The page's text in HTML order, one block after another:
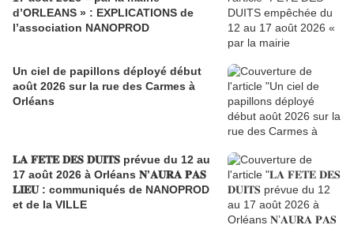
d’ORLEANS » : EXPLICATIONS de
l’association NANOPROD
Un ciel de papillons déployé début
août 2026 sur la rue des Carmes à
Orléans
𝐋𝐀 𝐅𝐄𝐓𝐄 𝐃𝐄𝐒 𝐃𝐔𝐈𝐓𝐒 prévue du 12 au
17 août 2026 à Orléans 𝐍’𝐀𝐔𝐑𝐀 𝐏𝐀𝐒
𝐋𝐈𝐄𝐔 : communiqués de NANOPROD
et de la VILLE